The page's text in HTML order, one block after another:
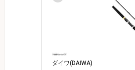
ダイワ(DAIWA)